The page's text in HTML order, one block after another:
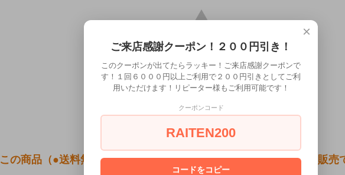
この商品（●送料無料●NEW指デンマ ピンク）は18歳未満の方には販売
×
ご来店感謝クーポン！２００円引き！
このクーポンが出てたらラッキー！ご来店感謝クーポンで
す！１回６０００円以上ご利用で２００円引きとしてご利
用いただけます！リピーター様もご利用可能です！
クーポンコード
RAITEN200
コードをコピー